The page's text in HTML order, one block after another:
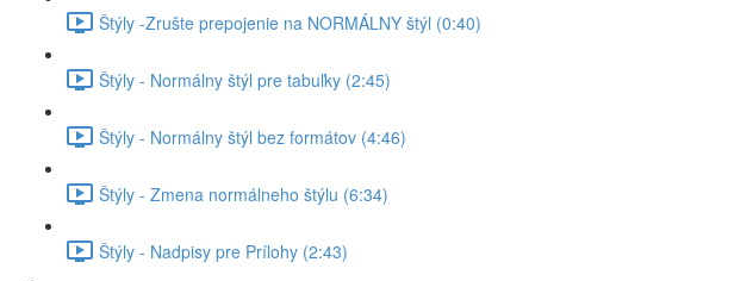
Štýly -Zrušte prepojenie na NORMÁLNY štýl (0:40)
Štýly - Normálny štýl pre tabuľky (2:45)
Štýly - Normálny štýl bez formátov (4:46)
Štýly - Zmena normálneho štýlu (6:34)
Štýly - Nadpisy pre Prílohy (2:43)